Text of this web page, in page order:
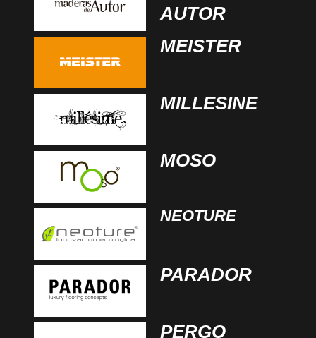
AUTOR
MEISTER
MILLESINE
MOSO
NEOTURE
PARADOR
PERGO